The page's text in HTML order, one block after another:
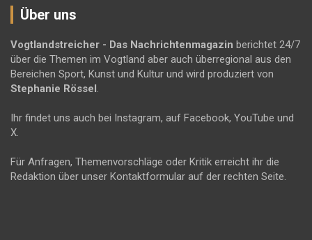
Über uns
Vogtlandstreicher - Das Nachrichtenmagazin berichtet 24/7
über die Themen im Vogtland aber auch überregional aus den
Bereichen Sport, Kunst und Kultur und wird produziert von
Stephanie Rössel.
Ihr findet uns auch bei Instagram, auf Facebook, YouTube und
X.
Für Anfragen, Themenvorschläge oder Kritik erreicht ihr die
Redaktion über unser Kontaktformular auf der rechten Seite.